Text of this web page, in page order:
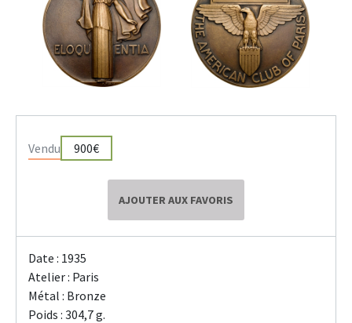
Vendu 900€
AJOUTER AUX FAVORIS
Date : 1935
Atelier : Paris
Métal : Bronze
Poids : 304,7 g.